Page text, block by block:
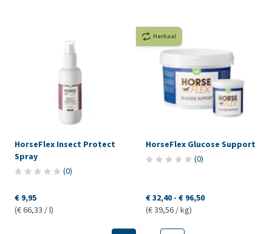
HorseFlex Insect Protect
Spray
(0)
€ 9,95
(€ 66,33 / l)
Herhaal
HorseFlex Glucose Support
(0)
€ 32,40 - € 96,50
(€ 39,56 / kg)